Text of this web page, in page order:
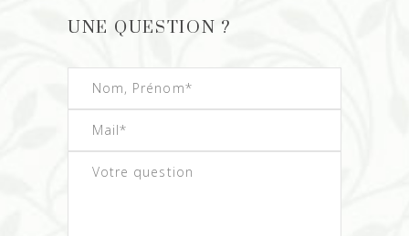
UNE QUESTION ?